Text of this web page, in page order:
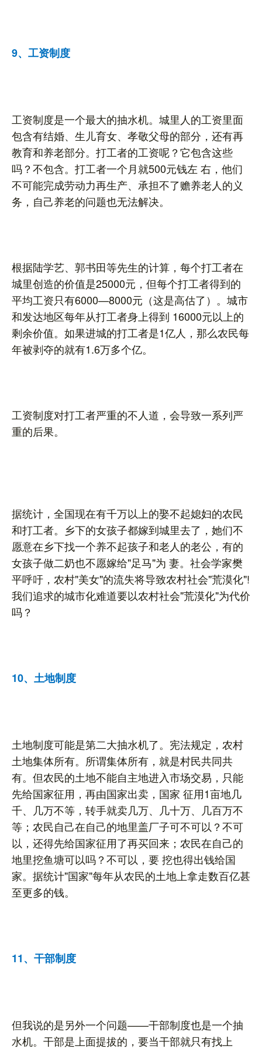
9、工资制度
工资制度是一个最大的抽水机。城里人的工资里面
包含有结婚、生儿育女、孝敬父母的部分，还有再
教育和养老部分。打工者的工资呢？它包含这些
吗？不包含。打工者一个月就500元钱左 右，他们
不可能完成劳动力再生产、承担不了赡养老人的义
务，自己养老的问题也无法解决。
根据陆学艺、郭书田等先生的计算，每个打工者在
城里创造的价值是25000元，但每个打工者得到的
平均工资只有6000—8000元（这是高估了）。城市
和发达地区每年从打工者身上得到 16000元以上的
剩余价值。如果进城的打工者是1亿人，那么农民每
年被剥夺的就有1.6万多个亿。
工资制度对打工者严重的不人道，会导致一系列严
重的后果。
据统计，全国现在有千万以上的娶不起媳妇的农民
和打工者。乡下的女孩子都嫁到城里去了，她们不
愿意在乡下找一个养不起孩子和老人的老公，有的
女孩子做二奶也不愿嫁给"足马"为 妻。社会学家樊
平呼吁，农村"美女"的流失将导致农村社会"荒漠化"!
我们追求的城市化难道要以农村社会"荒漠化"为代价
吗？
10、土地制度
土地制度可能是第二大抽水机了。宪法规定，农村
土地集体所有。所谓集体所有，就是村民共同共
有。但农民的土地不能自主地进入市场交易，只能
先给国家征用，再由国家出卖，国家 征用1亩地几
千、几万不等，转手就卖几万、几十万、几百万不
等；农民自己在自己的地里盖厂子可不可以？不可
以，还得先给国家征用了再买回来；农民在自己的
地里挖鱼塘可以吗？不可以，要 挖也得出钱给国
家。据统计"国家"每年从农民的土地上拿走数百亿甚
至更多的钱。
11、干部制度
但我说的是另外一个问题——干部制度也是一个抽
水机。干部是上面提拔的，要当干部就只有找上